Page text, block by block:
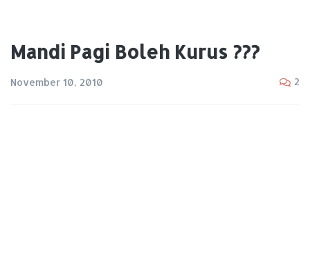
Mandi Pagi Boleh Kurus ???
November 10, 2010 2